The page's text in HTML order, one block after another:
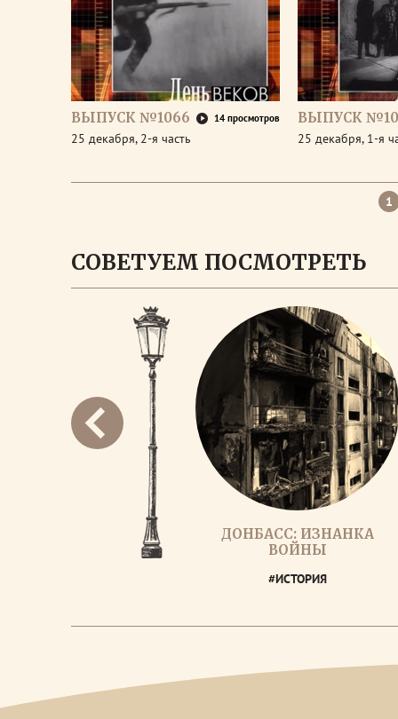
ВЫПУСК №1066 14 просмотров
25 декабря, 2-я часть
ВЫПУСК
25 декабря, 1-я
1
СОВЕТУЕМ ПОСМОТРЕТЬ
ДОНБАСС: ИЗНАНКА
ВОЙНЫ
#ИСТОРИЯ